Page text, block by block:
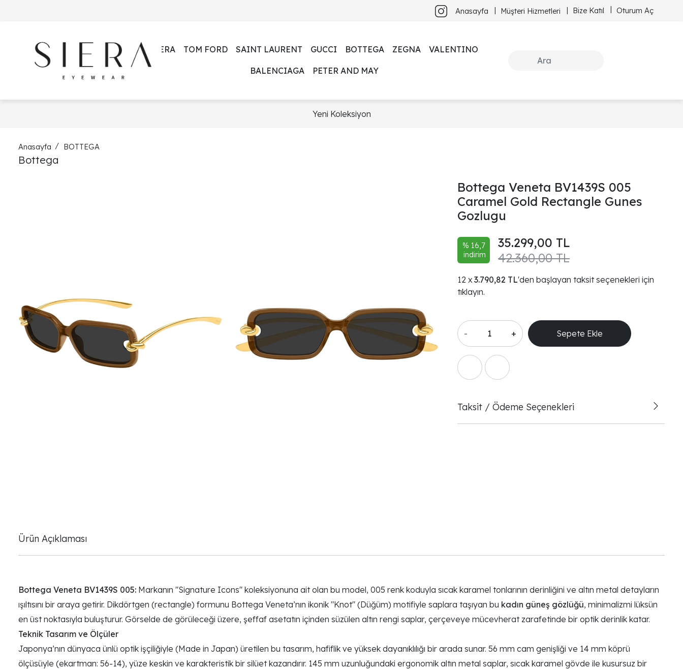
Anasayfa Müşteri Hizmetleri Bize Katıl Oturum Aç
SIERA TOM FORD SAINT LAURENT GUCCI BOTTEGA ZEGNA VALENTINO
BALENCIAGA PETER AND MAY
Yeni Koleksiyon
Anasayfa BOTTEGA
Bottega
Bottega Veneta BV1439S 005
Caramel Gold Rectangle Gunes
Gozlugu
% 16,7
indirim
42.360,00 TL
35.299,00 TL
3.790,82 TL'den başlayan taksit seçenekleri için
tıklayın.
- + Sepete Ekle
Taksit / Ödeme Seçenekleri
Ürün Açıklaması
Bottega Veneta BV1439S 005: Markanın "Signature Icons" koleksiyonuna ait olan bu model, 005 renk koduyla sıcak karamel tonlarının derinliğini ve altın metal detayların
ışıltısını bir araya getirir. Dikdörtgen (rectangle) formunu Bottega Veneta’nın ikonik "Knot" (Düğüm) motifiyle saplara taşıyan bu kadın güneş gözlüğü, minimalizmi lüksün
en üst noktasıyla buluşturur. Görselde de görüleceği üzere, şeffaf asetatın içinden süzülen altın rengi saplar, çerçeveye mücevherat zarafetinde bir optik derinlik katar.
Teknik Tasarım ve Ölçüler
Japonya’nın dünyaca ünlü optik işçiliğiyle (Made in Japan) üretilen bu tasarım, hafiflik ve yüksek dayanıklılığı bir arada sunar. 56 mm cam genişliği ve 14 mm köprü
ölçüsüyle (ekartman: 56-14), yüze keskin ve karakteristik bir silüet kazandırır. 145 mm uzunluğundaki ergonomik altın metal saplar, sıcak karamel gövde ile kusursuz bir